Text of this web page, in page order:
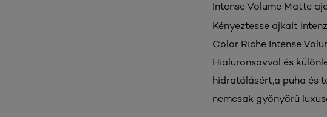
Intense Volume Matte
Kényeztesse ajkait
Color Riche Intense
Hialuronsavval és
hidratálásért,a puha és
nemcsak gyönyörű